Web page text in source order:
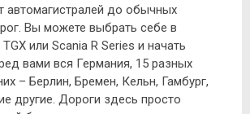
автомагистралей до обычных
Вы можете выбрать себе в
или Scania R Series и начать
вами вся Германия, 15 разных
– Берлин, Бремен, Кельн, Гамбург,
другие. Дороги здесь просто